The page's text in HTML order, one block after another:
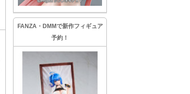
FANZA・DMMで新作フィギュア
予約！